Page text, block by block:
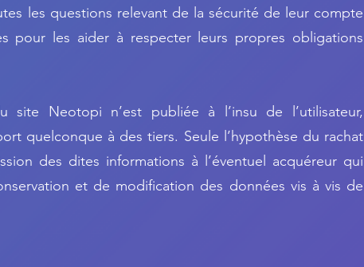
les questions relevant de la sécurité de leur compte
pour les aider à respecter leurs propres obligations
site Neotopi n’est publiée à l’insu de l’utilisateur,
quelconque à des tiers. Seule l’hypothèse du rachat
des dites informations à l’éventuel acquéreur qui
et de modification des données vis à vis de